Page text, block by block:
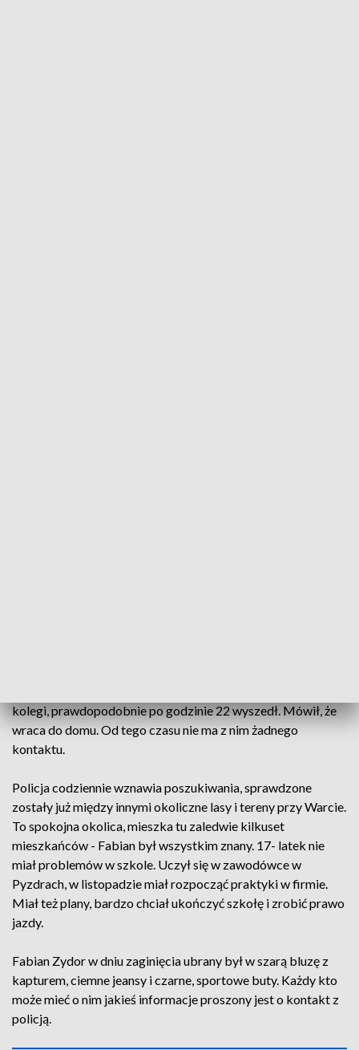
kolegi, prawdopodobnie po godzinie 22 wyszedł. Mówił, że
wraca do domu. Od tego czasu nie ma z nim żadnego
kontaktu.
Policja codziennie wznawia poszukiwania, sprawdzone
zostały już między innymi okoliczne lasy i tereny przy Warcie.
To spokojna okolica, mieszka tu zaledwie kilkuset
mieszkańców - Fabian był wszystkim znany. 17- latek nie
miał problemów w szkole. Uczył się w zawodówce w
Pyzdrach, w listopadzie miał rozpocząć praktyki w firmie.
Miał też plany, bardzo chciał ukończyć szkołę i zrobić prawo
jazdy.
Fabian Zydor w dniu zaginięcia ubrany był w szarą bluzę z
kapturem, ciemne jeansy i czarne, sportowe buty. Każdy kto
może mieć o nim jakieś informacje proszony jest o kontakt z
policją.